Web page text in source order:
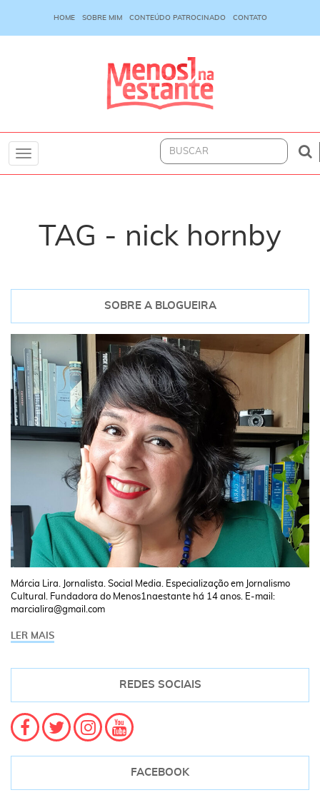
HOME SOBRE MIM CONTEÚDO PATROCINADO CONTATO
Toggle
TAG - nick hornby
SOBRE A BLOGUEIRA
Márcia Lira. Jornalista. Social Media. Especialização em Jornalismo
Cultural. Fundadora do Menos1naestante há 14 anos. E-mail:
marcialira@gmail.com
LER MAIS
REDES SOCIAIS
FACEBOOK